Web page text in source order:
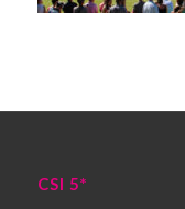
CSI 5*